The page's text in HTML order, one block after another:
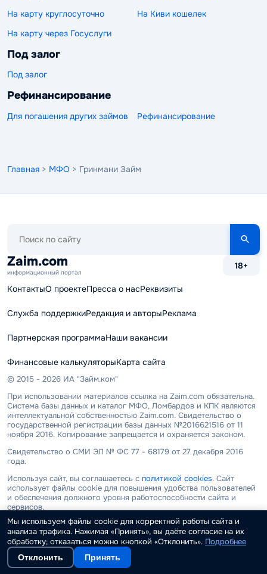
На карту круглосуточно
На Киви кошелек
На карту через Госуслуги
Под залог
Под залог
Рефинансирование
Для погашения других займов Рефинансирование
Главная > МФО > Гринмани Займ
сайту
Zaim.com
информационный портал
18+
КонтактыО проектеПресса о насРеквизиты
Служба поддержкиРедакция и авторыРеклама
Партнерская программаНаши вакансии
Финансовые калькуляторыКарта сайта
© 2015 - 2026 ИА "Займ.ком"
При использовании материалов ссылка на Zaim.com обязательна.
Система базы данных и каталог МФО, Ломбардов и КПК являются
интеллектуальной собственностью Zaim.com. Свидетельство о
государственной регистрации базы данных №2016621516 от 11
ноября 2016. Копирование запрещается и охраняется законом.
Свидетельство о СМИ ЭЛ № ФС 77 - 68179 от 27 декабря 2016
года.
Используя сайт, вы соглашаетесь с политикой cookies. Сайт
использует файлы cookie для повышения удобства пользователей
и обеспечения должного уровня работоспособности сайта и
сервисов.
ООО "ИА "Займ.ком" не является микрофинансовой или
кредитной организацией, не выдает займы и не привлекает
денежных средств. Информация, размещенная на сайте, носит
исключительно ознакомительный характер. Все условия и
решения, касающиеся получения займов или кредитов,
Мы используем файлы cookie для корректной работы сайта и
анализа трафика. Нажимая «Принять», вы даёте согласие на их
обработку; отказаться можно кнопкой «Отклонить». Подробнее
Отклонить Принять